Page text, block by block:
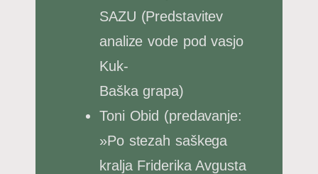
SAZU (Predstavitev
analize vode pod vasjo
Kuk-
Baška grapa)
Toni Obid (predavanje:
»Po stezah saškega
kralja Friderika Avgusta